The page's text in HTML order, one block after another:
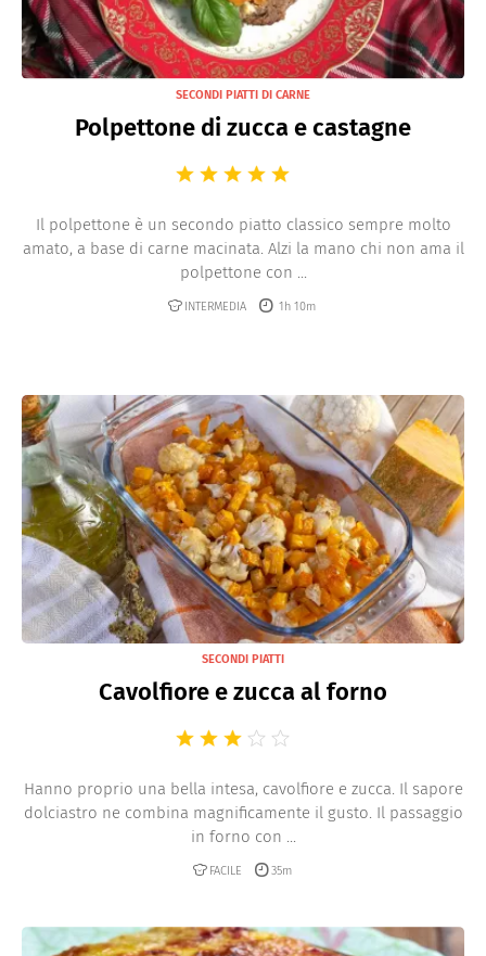
SECONDI PIATTI DI CARNE
Polpettone di zucca e castagne
Il polpettone è un secondo piatto classico sempre molto
amato, a base di carne macinata. Alzi la mano chi non ama il
polpettone con ...
INTERMEDIA 1h 10m
SECONDI PIATTI
Cavolfiore e zucca al forno
Hanno proprio una bella intesa, cavolfiore e zucca. Il sapore
dolciastro ne combina magnificamente il gusto. Il passaggio
in forno con ...
FACILE 35m